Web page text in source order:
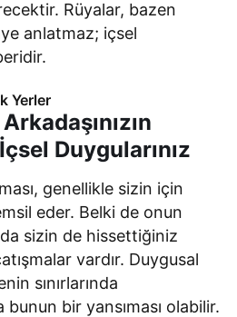
Rüyalar, bazen
anlatmaz; içsel
Yerler
Duygularınız
genellikle sizin için
eder. Belki de onun
sizin de hissettiğiniz
vardır. Duygusal
sınırlarında
bir yansıması olabilir.